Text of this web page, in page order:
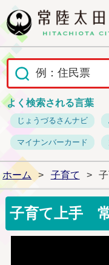
よく検索される言葉
じょうづるさんナビ
マイナンバーカード
ホーム > 子育て >
子育て上手 常